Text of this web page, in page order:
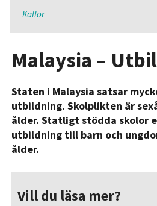
Källor
Malaysia –
Staten i Malaysia satsar
utbildning. Skolplikten är
ålder. Statligt stödda skolor
utbildning till barn och
ålder.
Vill du läsa mer?